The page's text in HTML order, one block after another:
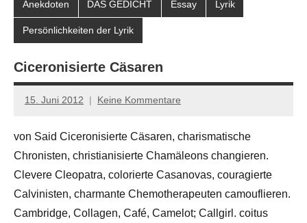
Anekdoten DAS GEDICHT Essay Lyrik
Persönlichkeiten der Lyrik
Ciceronisierte Cäsaren
15. Juni 2012
Anton
Leitner
Keine Kommentare
von Said Ciceronisierte Cäsaren, charismatische
Chronisten, christianisierte Chamäleons changieren.
Clevere Cleopatra, colorierte Casanovas, couragierte
Calvinisten, charmante Chemotherapeuten camouflieren.
Cambridge, Collagen, Café, Camelot; Callgirl. coitus